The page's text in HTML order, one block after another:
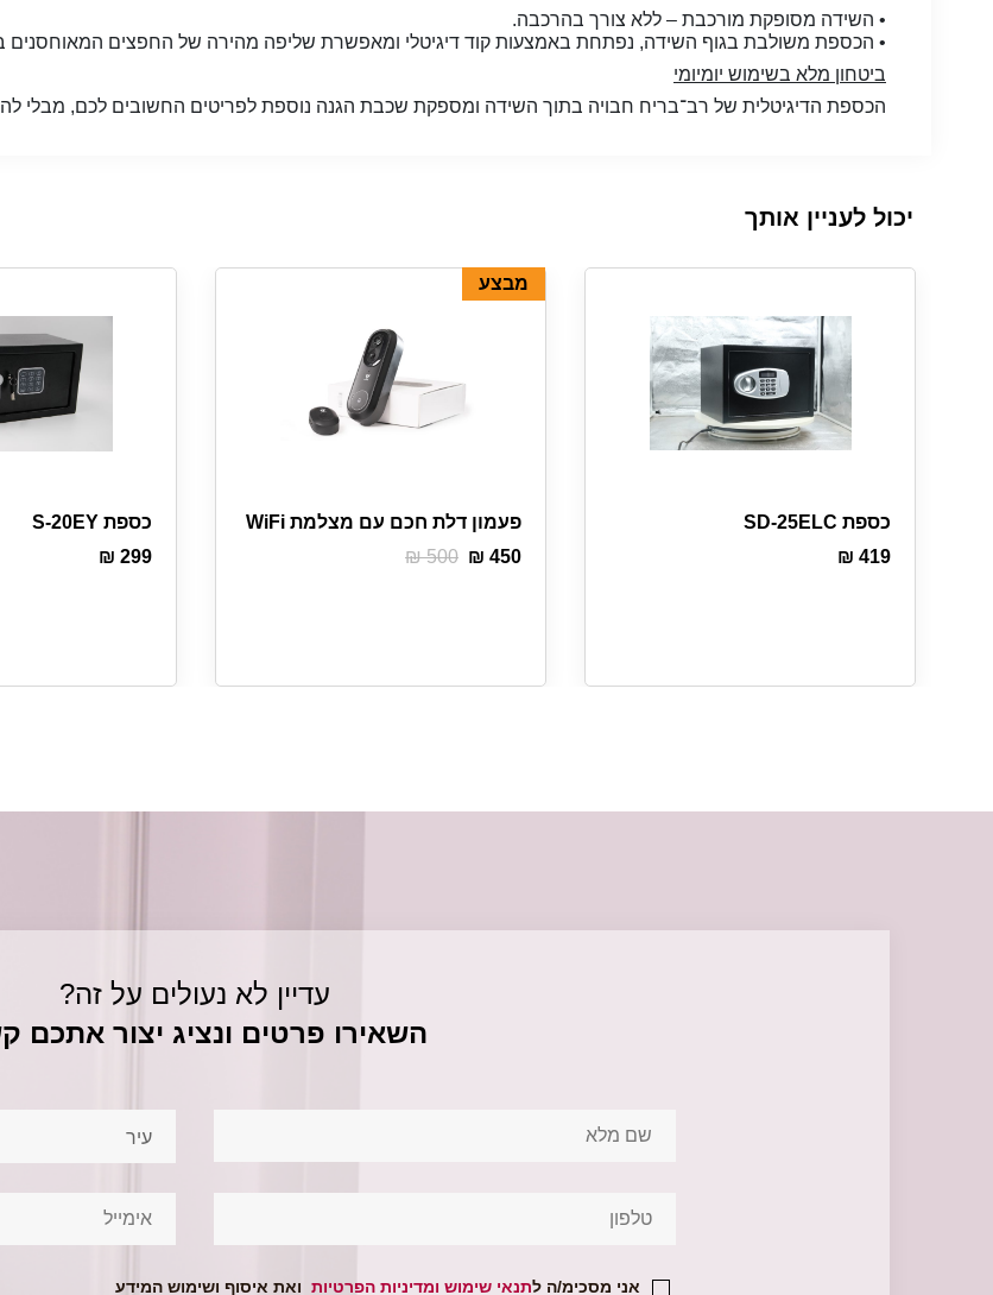
• השידה מסופקת מורכבת – ללא צורך בהרכבה.
• הכספת משולבת בגוף השידה, נפתחת באמצעות קוד דיגיטלי ומאפשרת שליפה מהירה של החפצים המאוחסנים
ביטחון מלא בשימוש יומיומי
הכספת הדיגיטלית של רב־בריח חבויה בתוך השידה ומספקת שכבת הגנה נוספת לפריטים החשובים לכם, מבלי
יכול לעניין אותך
כספת SD-25ELC
₪ 419
מבצע
פעמון דלת חכם עם מצלמת WiFi
₪500 ₪ 450
כספת S-20EY
₪ 299
עדיין לא נעולים על זה?
השאירו פרטים ונציג יצור אתכם
יצירת
תחתית
עיר
אני מסכימ/ה לתנאי שימוש ומדיניות הפרטיות ואת איסוף ושימוש המידע